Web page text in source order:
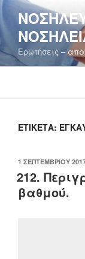
Μετάβαση
στο
περιεχόμενο
Ερωτήσεις –
ΕΤΙΚΈΤΑ:
ΔΗΜΟΣΙΕΎΤΗΚΕ
ΣΤΙΣ
1 ΣΕΠΤΕΜΒΡΊΟΥ
212.
βαθμού.